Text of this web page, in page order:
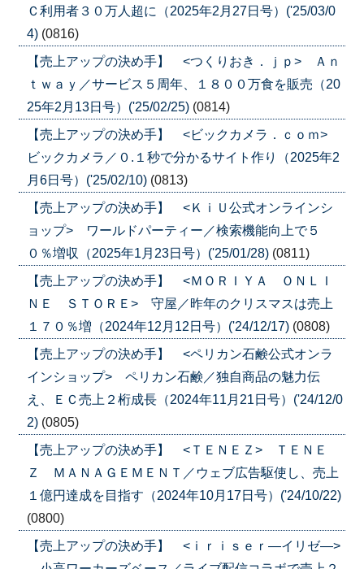
Ｃ利用者３０万人超に（2025年2月27日号）('25/03/0
4) (0816)
【売上アップの決め手】 <つくりおき．ｊｐ> Ａｎ
ｔｗａｙ／サービス５周年、１８００万食を販売（20
25年2月13日号）('25/02/25) (0814)
【売上アップの決め手】 <ビックカメラ．ｃｏｍ>
ビックカメラ／０.１秒で分かるサイト作り（2025年2
月6日号）('25/02/10) (0813)
【売上アップの決め手】 <ＫｉＵ公式オンラインシ
ョップ> ワールドパーティー／検索機能向上で５
０％増収（2025年1月23日号）('25/01/28) (0811)
【売上アップの決め手】 <ＭＯＲＩＹＡ ＯＮＬＩ
ＮＥ ＳＴＯＲＥ> 守屋／昨年のクリスマスは売上
１７０％増（2024年12月12日号）('24/12/17) (0808)
【売上アップの決め手】 <ペリカン石鹸公式オンラ
インショップ> ペリカン石鹸／独自商品の魅力伝
え、ＥＣ売上２桁成長（2024年11月21日号）('24/12/0
2) (0805)
【売上アップの決め手】 <ＴＥＮＥＺ> ＴＥＮＥ
Ｚ ＭＡＮＡＧＥＭＥＮＴ／ウェブ広告駆使し、売上
１億円達成を目指す（2024年10月17日号）('24/10/22)
(0800)
【売上アップの決め手】 <ｉｒｉｓｅｒ―イリゼ―>